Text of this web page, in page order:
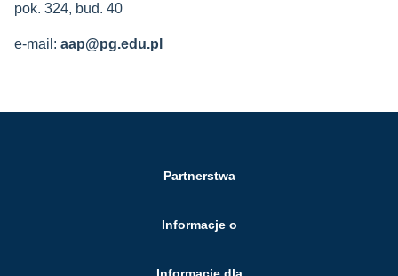
pok. 324, bud. 40
e-mail: aap@pg.edu.pl
Partnerstwa
Informacje o